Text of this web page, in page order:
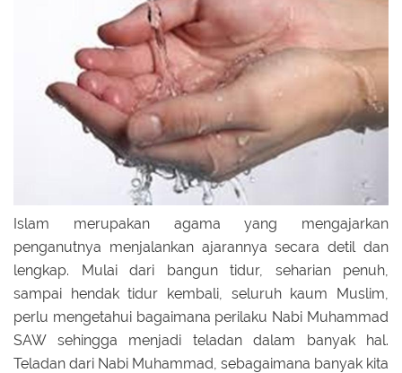
Islam merupakan agama yang mengajarkan
penganutnya menjalankan ajarannya secara detil dan
lengkap. Mulai dari bangun tidur, seharian penuh,
sampai hendak tidur kembali, seluruh kaum Muslim,
perlu mengetahui bagaimana perilaku Nabi Muhammad
SAW sehingga menjadi teladan dalam banyak hal.
Teladan dari Nabi Muhammad, sebagaimana banyak kita